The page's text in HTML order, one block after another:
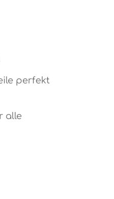
perfekt
alle